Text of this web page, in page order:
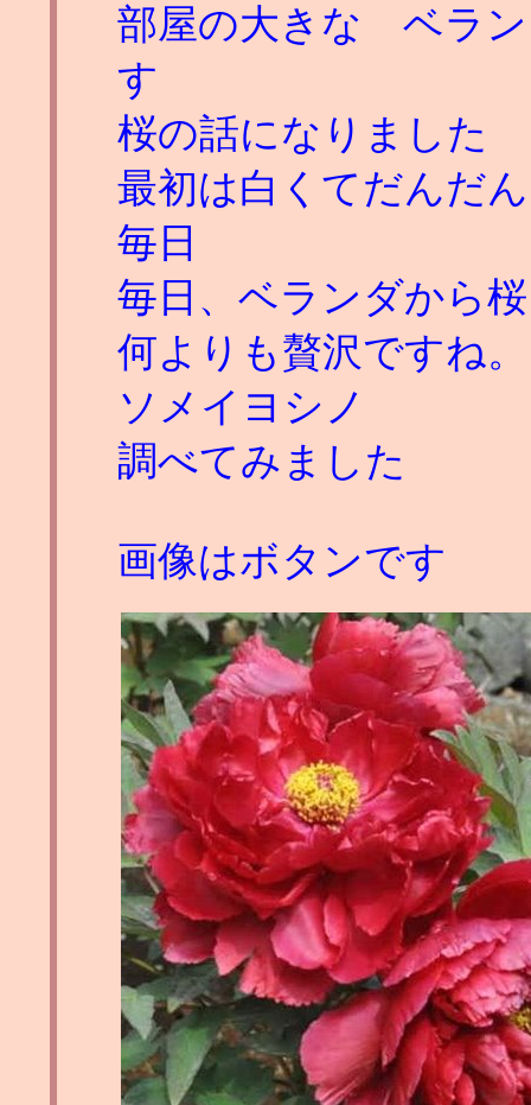
部屋の大きな ベラン
す
桜の話になりました
最初は白くてだんだ
毎日
毎日、ベランダから
何よりも贅沢ですね。
ソメイヨシノ
調べてみました
画像はボタンです